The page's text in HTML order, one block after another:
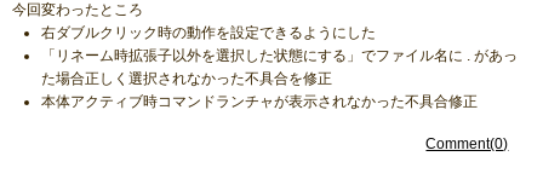
今回変わったところ
右ダブルクリック時の動作を設定できるようにした
「リネーム時拡張子以外を選択した状態にする」でファイル名に . があっ
た場合正しく選択されなかった不具合を修正
本体アクティブ時コマンドランチャが表示されなかった不具合修正
Comment(0)